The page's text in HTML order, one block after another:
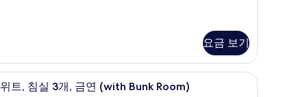
요금 보기
객실 내 금고, 책상, 무료 WiFi, 침대 시트
11트, 침실 3개, 금연 (with Bunk Room)